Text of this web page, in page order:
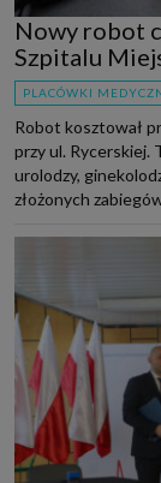
Nowy robot
Szpitalu
PLACÓWKI
Robot kosztował
przy ul. Rycerskiej.
urolodzy,
złożonych